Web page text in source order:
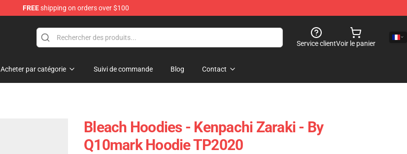
FREEshipping on orders over $100
Service clientVoir le panier
Acheter par catégorie Suivi de commande Blog Contact
Bleach Hoodies - Kenpachi Zaraki - By
Q10mark Hoodie TP2020